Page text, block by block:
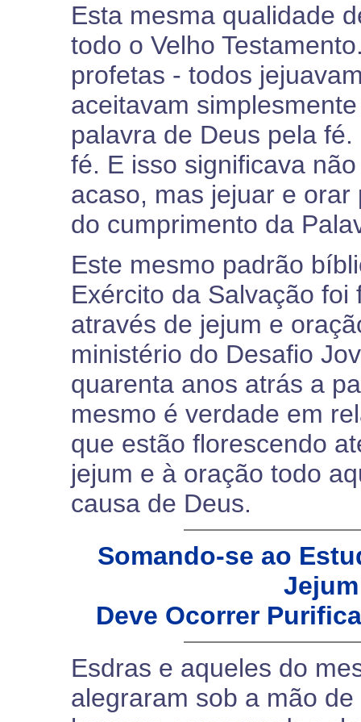
Esta mesma qualidade
todo o Velho
profetas - todos
aceitavam
palavra de Deus pela
fé. E isso significava
acaso, mas jejuar e
do cumprimento da
Este mesmo padrão
Exército da Salvação
através de jejum e
ministério do Desafio
quarenta anos atrás a
mesmo é verdade em
que estão florescendo
jejum e à oração todo
causa de Deus.
Somando-se ao
Deve Ocorrer
Esdras e aqueles do
alegraram sob a mão